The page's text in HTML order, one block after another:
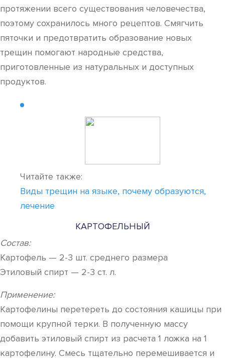
протяжении всего существования человечества,
поэтому сохранилось много рецептов. Смягчить
пяточки и предотвратить образование новых
трещин помогают народные средства,
приготовленные из натуральных и доступных
продуктов.
Читайте также:
Виды трещин на языке, почему образуются,
лечение
КАРТОФЕЛЬНЫЙ
Состав:
Картофель — 2-3 шт. среднего размера
Этиловый спирт — 2-3 ст. л.
Применение:
Картофелины перетереть до состояния кашицы при
помощи крупной терки. В полученную массу
добавить этиловый спирт из расчета 1 ложка на 1
картофелину. Смесь тщательно перемешивается и